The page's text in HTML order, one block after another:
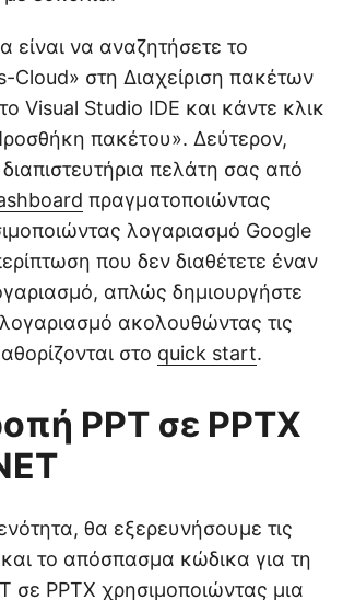
είναι να αναζητήσετε το
Cloud» στη Διαχείριση πακέτων
Visual Studio IDE και κάντε κλικ
πακέτου». Δεύτερον,
πελάτη σας από
πραγματοποιώντας
λογαριασμό Google
που δεν διαθέτετε έναν
απλώς δημιουργήστε
ακολουθώντας τις
στο quick start.
PPT σε PPTX
θα εξερευνήσουμε τις
και το απόσπασμα κώδικα για τη
σε PPTX χρησιμοποιώντας μια